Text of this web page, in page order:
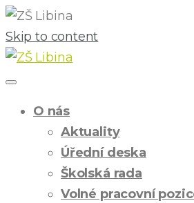
Skip to content
O nás
Aktuality
Úřední deska
Školská rada
Volné pracovní